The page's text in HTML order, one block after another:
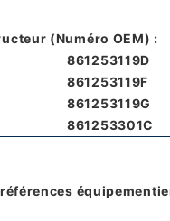
(Numéro OEM) :
861253119D
861253119F
861253119G
861253301C